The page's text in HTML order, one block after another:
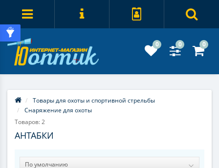
0 0 0
Товары для охоты и спортивной стрельбы
Снаряжение для охоты
Товаров: 2
АНТАБКИ